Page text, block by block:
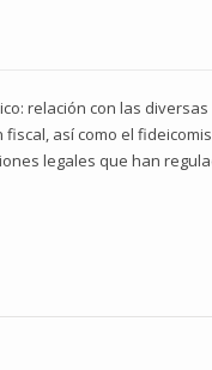
relación con las diversas
así como el
legales que han